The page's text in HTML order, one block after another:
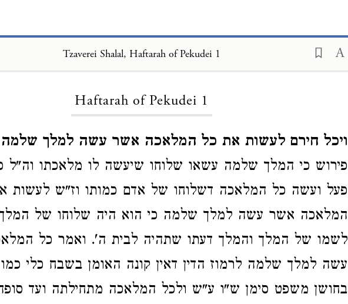
Tzaverei Shalal, Haftarah of Pekudei 1
Haftarah of Pekudei 1
ויכל חירם לעשות את כל המלאכה אשר עשה למלך
פירוש כי המלך שלמה עשאו שלוחו שיעשה לו מלאכתו וה"ל
פעל ועשה כל המלאכה דשלוחו של אדם כמותו וז"ש לעשות
המלאכה אשר עשה למלך שלמה כי הוא היה שלוחו של
לשמו של המלך והמלך דעתו שתהיה לבית ה'. ואמר כל
עשה למלך שלמה לרמוז הדין דאין קונה האומן בשבח כלי
בחושן משפט סימן ש"ו ע"ש ולכל המלאכה מתחילתה ועד